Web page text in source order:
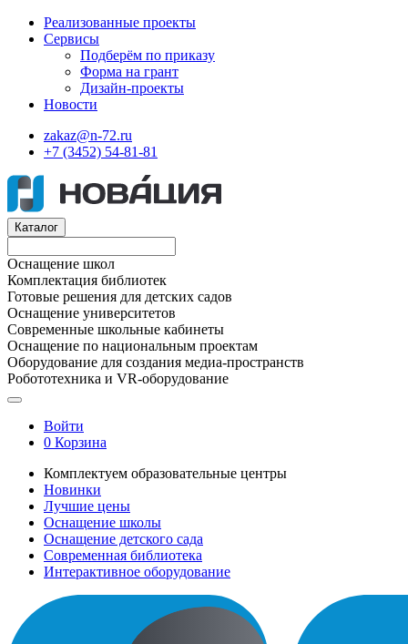
Реализованные проекты
Сервисы
Подберём по приказу
Форма на грант
Дизайн-проекты
Новости
zakaz@n-72.ru
+7 (3452) 54-81-81
Каталог
Оснащение школ
Комплектация библиотек
Готовые решения для детских садов
Оснащение университетов
Современные школьные кабинеты
Оснащение по национальным проектам
Оборудование для создания медиа-пространств
Робототехника и VR-оборудование
Войти
0 Корзина
Комплектуем образовательные центры
Новинки
Лучшие цены
Оснащение школы
Оснащение детского сада
Современная библиотека
Интерактивное оборудование